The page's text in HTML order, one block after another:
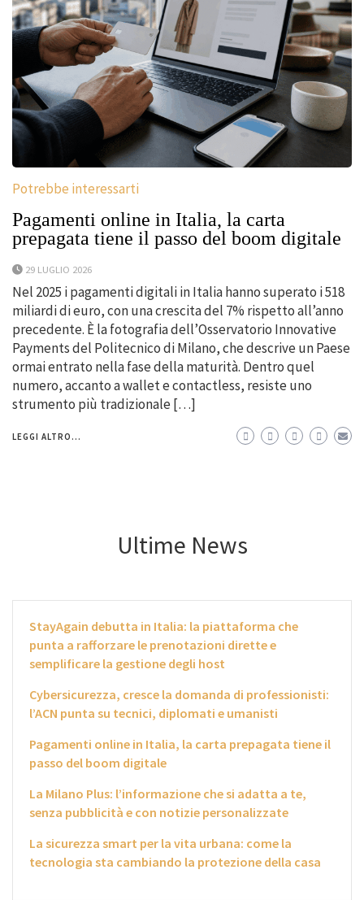
Potrebbe interessarti
Pagamenti online in Italia, la carta
prepagata tiene il passo del boom digitale
29 LUGLIO 2026
Nel 2025 i pagamenti digitali in Italia hanno superato i 518
miliardi di euro, con una crescita del 7% rispetto all’anno
precedente. È la fotografia dell’Osservatorio Innovative
Payments del Politecnico di Milano, che descrive un Paese
ormai entrato nella fase della maturità. Dentro quel
numero, accanto a wallet e contactless, resiste uno
strumento più tradizionale […]
LEGGI ALTRO...
Ultime News
StayAgain debutta in Italia: la piattaforma che
punta a rafforzare le prenotazioni dirette e
semplificare la gestione degli host
Cybersicurezza, cresce la domanda di professionisti:
l’ACN punta su tecnici, diplomati e umanisti
Pagamenti online in Italia, la carta prepagata tiene il
passo del boom digitale
La Milano Plus: l’informazione che si adatta a te,
senza pubblicità e con notizie personalizzate
La sicurezza smart per la vita urbana: come la
tecnologia sta cambiando la protezione della casa